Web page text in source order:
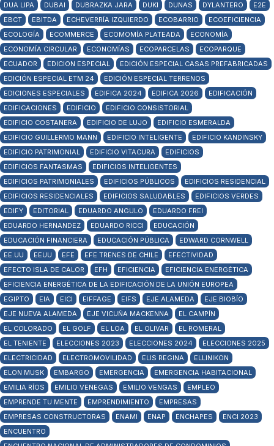
DUA LIPA
DUBAI DUBRAZKA JARA DUKI DUNAS DYLANTERO
E2E
EBCT
EBITDA ECHEVERRÍA IZQUIERDO ECOBARRIO
ECOEFICIENCIA
ECOLOGÍA
ECOMMERCE ECOMOMÍA PLATEADA
ECONOMÍA
ECONOMÍA CIRCULAR
ECONOMÍAS ECOPARCELAS
ECOPARQUE
ECUADOR
EDICION ESPECIAL
EDICIÓN ESPECIAL CASAS PREFABRICADAS
EDICIÓN ESPECIAL ETM 24
EDICIÓN ESPECIAL TERRENOS
EDICIONES ESPECIALES
EDIFICA 2024 EDIFICA 2026
EDIFICACIÓN
EDIFICACIONES
EDIFICIO
EDIFICIO CONSISTORIAL
EDIFICIO COSTANERA
EDIFICIO DE LUJO
EDIFICIO ESMERALDA
EDIFICIO GUILLERMO MANN
EDIFICIO INTELIGENTE
EDIFICIO KANDINSKY
EDIFICIO PATRIMONIAL
EDIFICIO VITACURA
EDIFICIOS
EDIFICIOS FANTASMAS
EDIFICIOS INTELIGENTES
EDIFICIOS PATRIMONIALES
EDIFICIOS PÚBLICOS
EDIFICIOS RESIDENCIAL
EDIFICIOS RESIDENCIALES
EDIFICIOS SALUDABLES
EDIFICIOS VERDES
EDIFY
EDITORIAL EDUARDO ANGULO
EDUARDO FREI
EDUARDO HERNANDEZ
EDUARDO RICCI
EDUCACIÓN
EDUCACIÓN FINANCIERA
EDUCACIÓN PÚBLICA
EDWARD CORNWELL
EE.UU
EEUU EFE EFE TRENES DE CHILE
EFECTIVIDAD
EFECTO ISLA DE CALOR
EFH EFICIENCIA
EFICIENCIA ENERGÉTICA
EFICIENCIA ENERGÉTICA DE LA EDIFICACIÓN DE LA UNIÓN EUROPEA
EGIPTO
EIA EICI EIFFAGE EIFS EJE ALAMEDA
EJE BIOBÍO
EJE NUEVA ALAMEDA
EJE VICUÑA MACKENNA
EL CAMPÍN
EL COLORADO
EL GOLF EL LOA EL OLIVAR
EL ROMERAL
EL TENIENTE
ELECCIONES 2023 ELECCIONES 2024
ELECCIONES 2025
ELECTRICIDAD
ELECTROMOVILIDAD ELIS REGINA
ELLINIKON
ELON MUSK
EMBARGO EMERGENCIA
EMERGENCIA HABITACIONAL
EMILIA RÍOS
EMILIO VENEGAS EMILIO VENGAS
EMPLEO
EMPRENDE TU MENTE
EMPRENDIMIENTO
EMPRESAS
EMPRESAS CONSTRUCTORAS
ENAMI ENAP ENCHAPES
ENCI 2023
ENCUENTRO